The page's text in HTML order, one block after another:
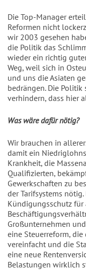
Die Top-Manager
Reformen nicht
wir 2003 gesehen
die Politik das
wieder ein richtig
Weg, weil sich in
und uns die Asiaten
bedrängen. Die
verhindern, dass hier
Was wäre dafür nötig?
Wir brauchen in
damit ein
Krankheit, die
Qualifizierten,
Gewerkschaften zu
der Tarifsystems
Kündigungsschutz für
Großunternehmen
eine Steuerreform,
vereinfacht und die
eine neue
Belastungen wirklich